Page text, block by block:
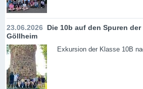
23.06.2026 Die 10b auf den Spuren
Göllheim
Exkursion der Klasse 10B